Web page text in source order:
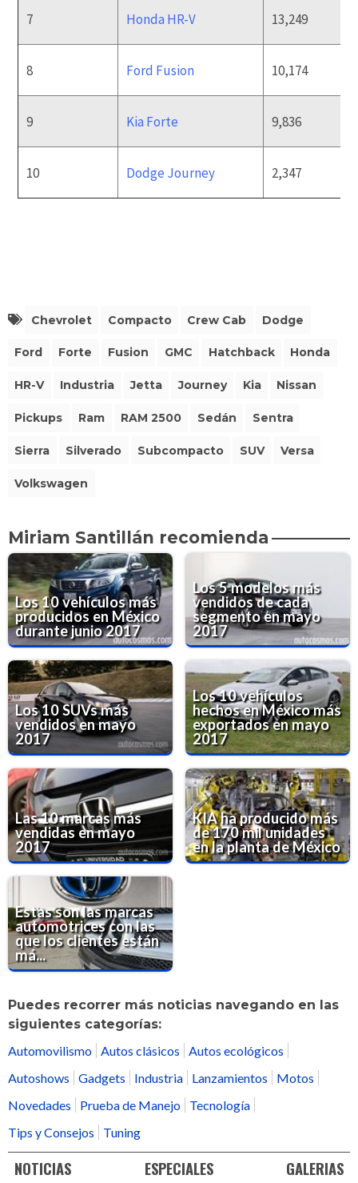
7 Honda HR-V 13,249
8 Ford Fusion 10,174
9 Kia Forte 9,836
10 Dodge Journey 2,347
Chevrolet Compacto Crew Cab Dodge
Ford Forte Fusion GMC Hatchback Honda
HR-V Industria Jetta Journey Kia Nissan
Pickups Ram RAM 2500 Sedán Sentra
Sierra Silverado Subcompacto SUV Versa
Volkswagen
Miriam Santillán recomienda
Los 10 vehículos más
producidos en México
durante junio 2017
Los 5 modelos más
vendidos de cada
segmento en mayo
2017
Los 10 SUVs más
vendidos en mayo
2017
Los 10 vehículos
hechos en México más
exportados en mayo
2017
Las 10 marcas más
vendidas en mayo
2017
KIA ha producido más
de 170 mil unidades
en la planta de México
Estas son las marcas
automotrices con las
que los clientes están
má...
Puedes recorrer más noticias navegando en las
siguientes categorías:
Automovilismo Autos clásicos
Autos ecológicos
Autoshows
Gadgets Industria Lanzamientos
Motos
Novedades
Prueba de Manejo
Tecnología
Tips y Consejos
Tuning
NOTICIAS ESPECIALES GALERIAS